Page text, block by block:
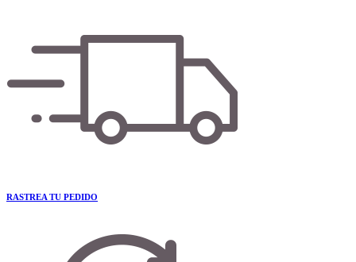
RASTREA TU PEDIDO